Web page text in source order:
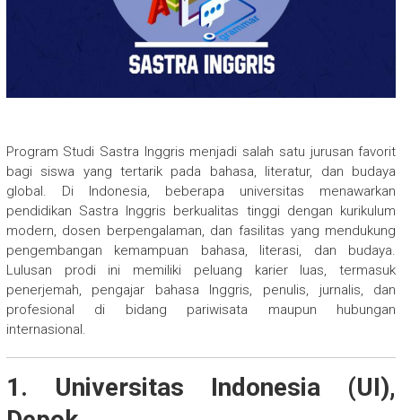
Program Studi Sastra Inggris menjadi salah satu jurusan favorit
bagi siswa yang tertarik pada bahasa, literatur, dan budaya
global. Di Indonesia, beberapa universitas menawarkan
pendidikan Sastra Inggris berkualitas tinggi dengan kurikulum
modern, dosen berpengalaman, dan fasilitas yang mendukung
pengembangan kemampuan bahasa, literasi, dan budaya.
Lulusan prodi ini memiliki peluang karier luas, termasuk
penerjemah, pengajar bahasa Inggris, penulis, jurnalis, dan
profesional di bidang pariwisata maupun hubungan
internasional.
1. Universitas Indonesia (UI),